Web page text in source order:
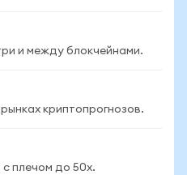
и между блокчейнами.
рынках криптопрогнозов.
плечом до 50x.